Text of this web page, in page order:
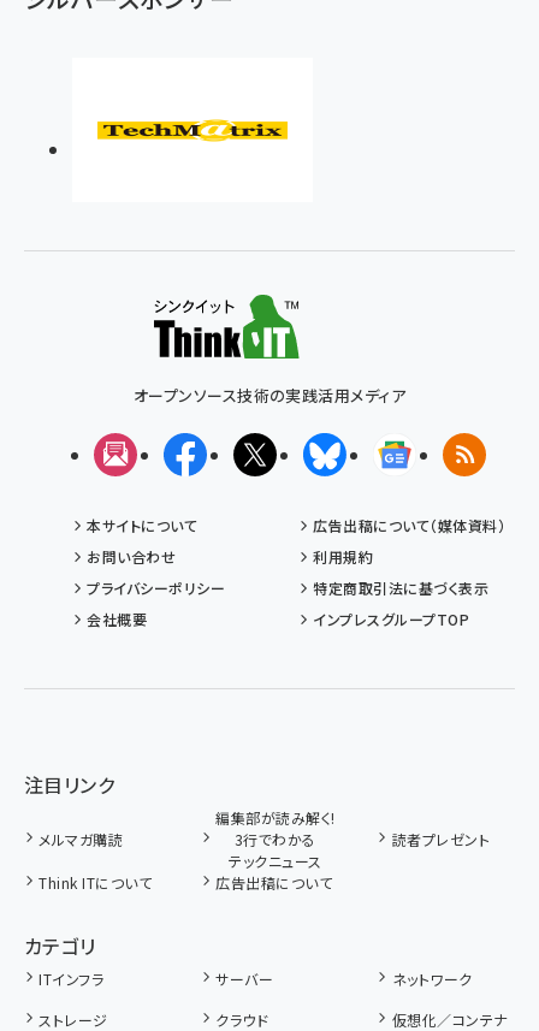
オープンソース技術の実践活用メディア
メルマガFacebookX(エックス)BlueskyGoogleニュ
RSS
本サイトについて
広告出稿について（媒体資料）
お問い合わせ
利用規約
プライバシーポリシー
特定商取引法に基づく表示
会社概要
インプレスグループTOP
注目リンク
メルマガ購読
編集部が読み解く!
3行でわかる
テックニュース
読者プレゼント
Think ITについて 広告出稿について
カテゴリ
ITインフラ サーバー
ネットワーク
ストレージ
クラウド
仮想化／コンテナ